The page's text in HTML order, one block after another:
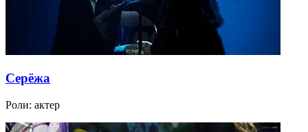
Серёжа
Роли: актер